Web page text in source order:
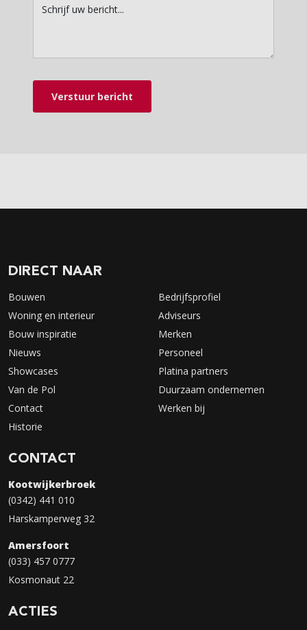
Schrijf uw bericht...
Verstuur bericht
DIRECT NAAR
Bouwen
Woning en interieur
Bouw inspiratie
Nieuws
Showcases
Van de Pol
Contact
Historie
Bedrijfsprofiel
Adviseurs
Merken
Personeel
Platina partners
Duurzaam ondernemen
Werken bij
CONTACT
Kootwijkerbroek
(0342) 441 010
Harskamperweg 32
Amersfoort
(033) 457 0777
Kosmonaut 22
ACTIES